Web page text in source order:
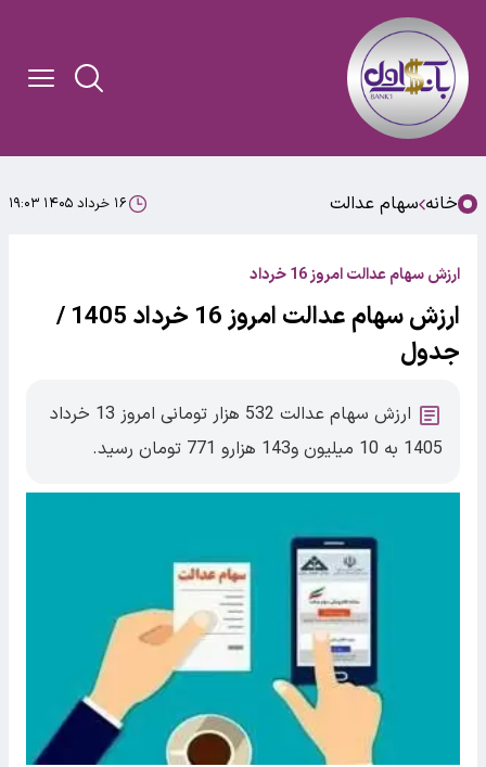
خانه سهام عدالت ۱۶ خرداد ۱۴۰۵ ۱۹:۰۳
ارزش سهام عدالت امروز 16 خرداد
ارزش سهام عدالت امروز 16 خرداد 1405 /
جدول
ارزش سهام عدالت 532 هزار تومانی امروز 13 خرداد
1405 به 10 میلیون و143 هزارو 771 تومان رسید.